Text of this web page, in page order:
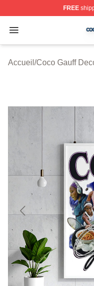
FREE
Open menu
Coco Gauff Shop
Accueil /Coco Gauff